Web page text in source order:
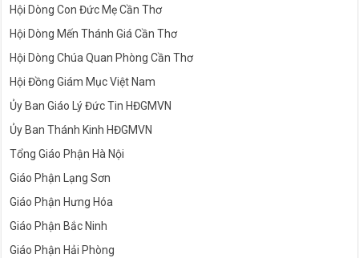
Hội Dòng Con Đức Mẹ Cần Thơ
Hội Dòng Mến Thánh Giá Cần Thơ
Hội Dòng Chúa Quan Phòng Cần Thơ
Hội Đồng Giám Mục Việt Nam
Ủy Ban Giáo Lý Đức Tin HĐGMVN
Ủy Ban Thánh Kinh HĐGMVN
Tổng Giáo Phận Hà Nội
Giáo Phận Lạng Sơn
Giáo Phận Hưng Hóa
Giáo Phận Bắc Ninh
Giáo Phận Hải Phòng